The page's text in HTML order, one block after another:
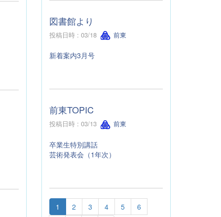
図書館より
投稿日時 : 03/18 前東
新着案内3月号
前東TOPIC
投稿日時 : 03/13 前東
卒業生特別講話
芸術発表会（1年次）
1 2 3 4 5
6